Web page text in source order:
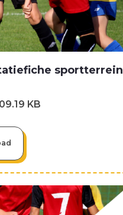
sportterrein
KB